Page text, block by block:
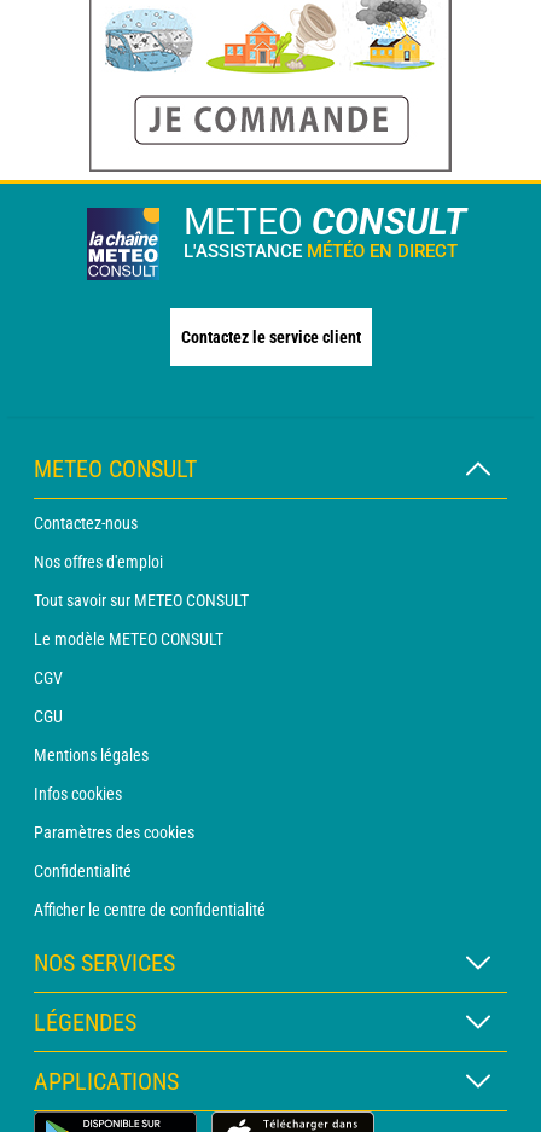
METEO CONSULT
L'ASSISTANCE MÉTÉO EN DIRECT
Contactez le service client
METEO CONSULT
Contactez-nous
Nos offres d'emploi
Tout savoir sur METEO CONSULT
Le modèle METEO CONSULT
CGV
CGU
Mentions légales
Infos cookies
Paramètres des cookies
Confidentialité
Afficher le centre de confidentialité
NOS SERVICES
Abonnement METEO Xpert
Abonnement METEO PRO
Consultation avec un prévisionniste
LÉGENDES
Légende des cartes
Légende des pictogrammes
APPLICATIONS